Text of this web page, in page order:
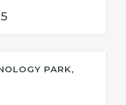
PARK,